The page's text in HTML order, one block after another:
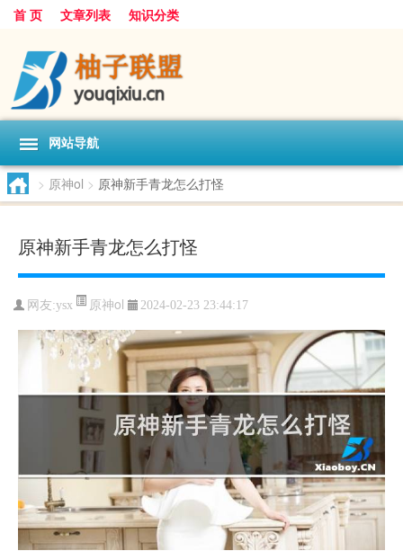
首 页 文章列表 知识分类
网站导航
> 原神ol > 原神新手青龙怎么打怪
原神新手青龙怎么打怪
网友:ysx 原神ol 2024-02-23 23:44:17